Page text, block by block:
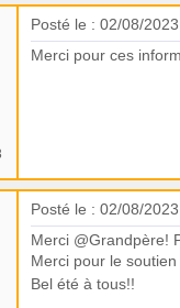
Posté le : 02/08/
Merci pour ces
Posté le : 02/08/
Merci @Grandpère!
Merci pour le
Bel été à tous!!